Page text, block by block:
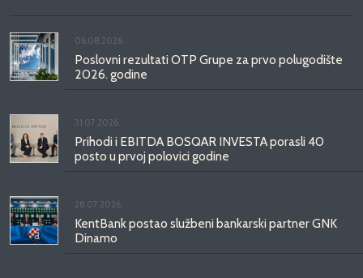
06.08.2026.
Poslovni rezultati OTP Grupe za prvo polugodište
2026. godine
31.07.2026.
Prihodi i EBITDA BOSQAR INVESTA porasli 40
posto u prvoj polovici godine
28.07.2026.
KentBank postao službeni bankarski partner GNK
Dinamo